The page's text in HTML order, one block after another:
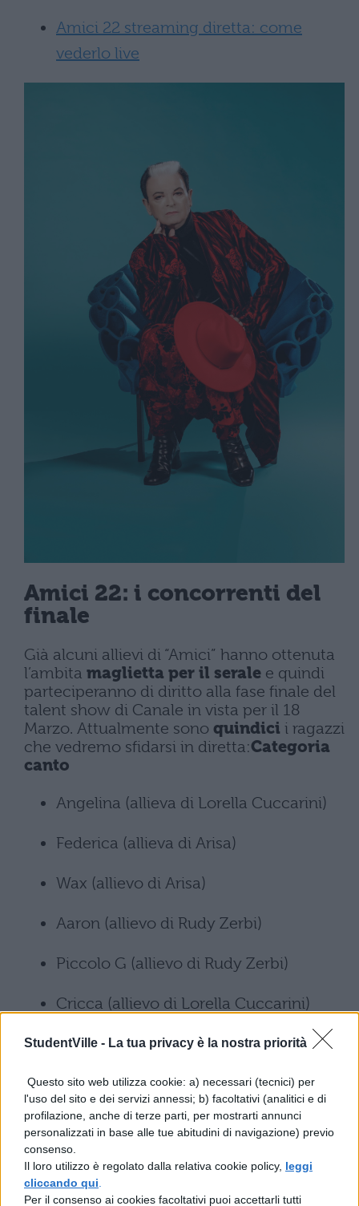
StudentVille - La tua privacy è la nostra priorità
Questo sito web utilizza cookie: a) necessari (tecnici) per
l'uso del sito e dei servizi annessi; b) facoltativi (analitici e di
profilazione, anche di terze parti, per mostrarti annunci
personalizzati in base alle tue abitudini di navigazione) previo
consenso.
Il loro utilizzo è regolato dalla relativa cookie policy, leggi
cliccando qui
Per il consenso ai cookies facoltativi puoi accettarli tutti
Amici 22 streaming diretta: come
vederlo live
Amici 22: i concorrenti del
finale
Già alcuni allievi di “Amici” hanno ottenuta
l’ambita maglietta per il serale e quindi
parteciperanno di diritto alla fase finale del
talent show di Canale in vista per il 18
Marzo. Attualmente sono quindici i ragazzi
che vedremo sfidarsi in diretta:Categoria
canto
Angelina (allieva di Lorella Cuccarini)
Federica (allieva di Arisa)
Wax (allievo di Arisa)
Aaron (allievo di Rudy Zerbi)
Piccolo G (allievo di Rudy Zerbi)
Cricca (allievo di Lorella Cuccarini)
NDG (allievo di Lorella Cuccarini)
Categoria ballo
Ramon (allievo di Alessandra
Celentano)
Isobel (allieva di Alessnadra Celentano)